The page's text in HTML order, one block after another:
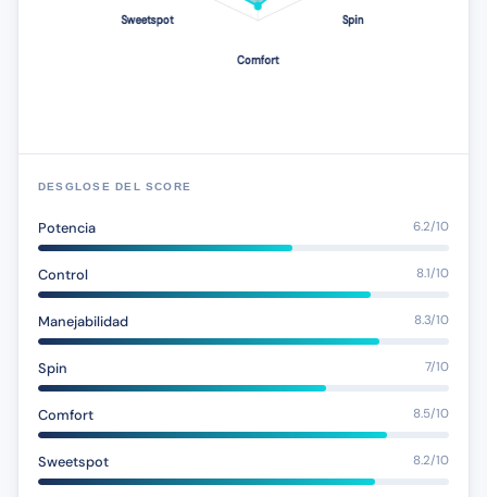
DESGLOSE DEL SCORE
Potencia 6.2/10
Control 8.1/10
Manejabilidad 8.3/10
Spin 7/10
Comfort 8.5/10
Sweetspot 8.2/10